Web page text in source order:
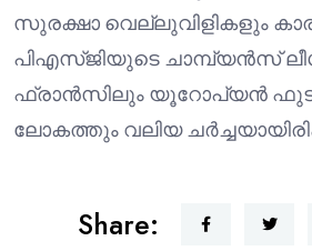
സുരക്ഷാ വെല്ലുവിളികളും
പി‌എസ്‌ജിയുടെ ചാമ്പ്യൻസ് ലീഗ്
ഫ്രാൻസിലും യൂറോപ്യൻ
ലോകത്തും വലിയ
Share: